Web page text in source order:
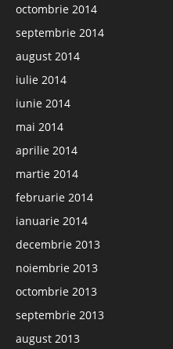
octombrie 2014
septembrie 2014
august 2014
iulie 2014
iunie 2014
mai 2014
aprilie 2014
martie 2014
februarie 2014
ianuarie 2014
decembrie 2013
noiembrie 2013
octombrie 2013
septembrie 2013
august 2013